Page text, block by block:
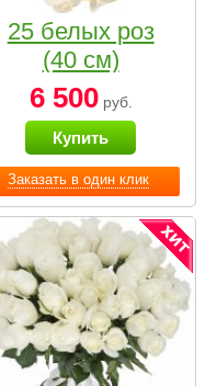
Заказать в один клик
25 белых роз
(40 см)
6 500руб.
Купить